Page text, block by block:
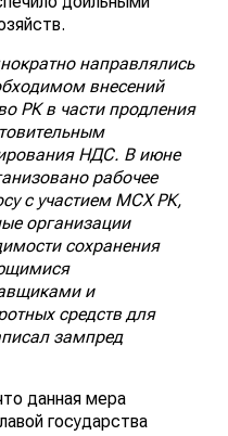
направлялись
внесений
РК в части продления
НДС. В июне
рабочее
с участием МСХ РК,
организации
сохранения
и
средств для
зампред
данная мера
государства